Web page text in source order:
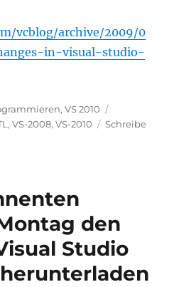
vcblog/archive/2009/0
in-visual-studio-
,VS 2010
,VS-2008,VS-2010
Schreibe
den
Studio
herunterladen